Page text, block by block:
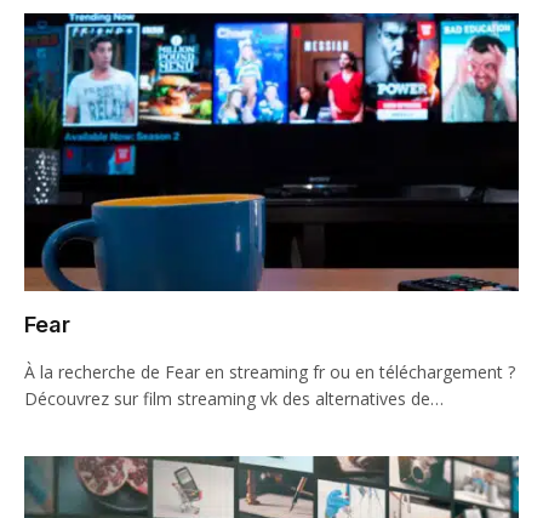
Fear
À la recherche de Fear en streaming fr ou en téléchargement ?
Découvrez sur film streaming vk des alternatives de…